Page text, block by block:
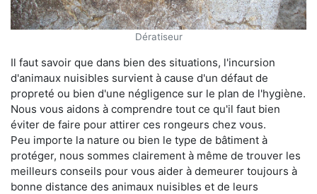
Dératiseur
Il faut savoir que dans bien des situations, l'incursion
d'animaux nuisibles survient à cause d'un défaut de
propreté ou bien d'une négligence sur le plan de l'hygiène.
Nous vous aidons à comprendre tout ce qu'il faut bien
éviter de faire pour attirer ces rongeurs chez vous.
Peu importe la nature ou bien le type de bâtiment à
protéger, nous sommes clairement à même de trouver les
meilleurs conseils pour vous aider à demeurer toujours à
bonne distance des animaux nuisibles et de leurs